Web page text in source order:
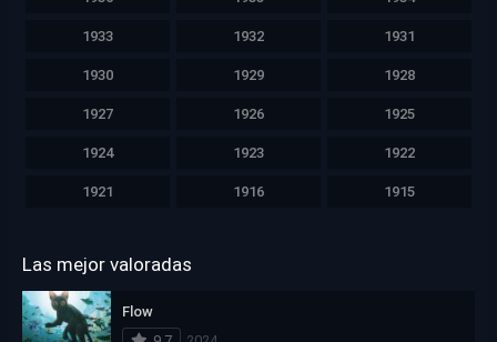
1933 1932 1931
1930 1929 1928
1927 1926 1925
1924 1923 1922
1921 1916 1915
Las mejor valoradas
Flow